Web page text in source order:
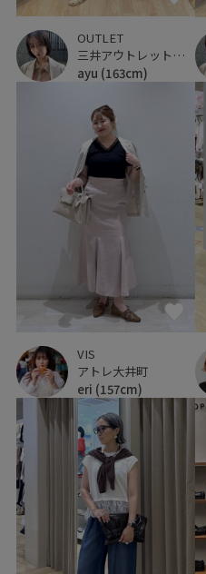
OUTLET
三井アウトレットパーク ジャズドリーム長島
ayu (163cm)
VIS
アトレ大井町
eri (157cm)